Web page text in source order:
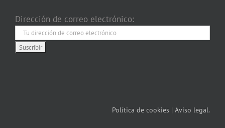
Dirección de correo electrónico:
Política de cookies | Aviso legal.